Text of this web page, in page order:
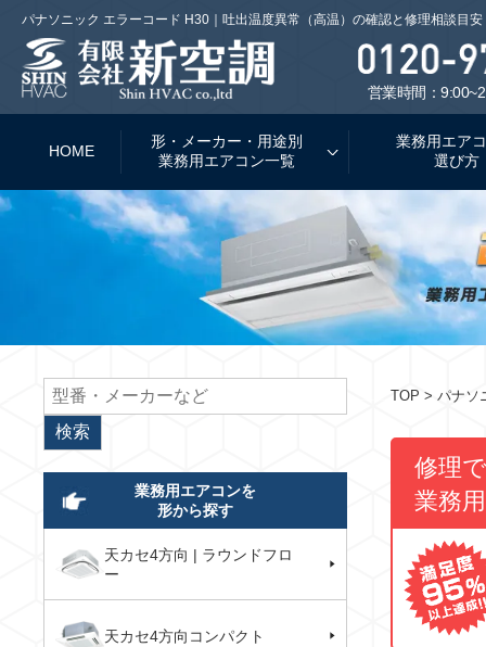
パナソニック エラーコード H30｜吐出温度異常（高温）の確認と修理相談目
営業時間：
HOME
形・メーカー・用途別
業務用エアコン一覧
業務用エア
選び方
TOP > パナソ
修理で
業務
業務用エアコンを
形から探す
天カセ4方向 | ラウンドフロ
ー
天カセ4方向コンパクト